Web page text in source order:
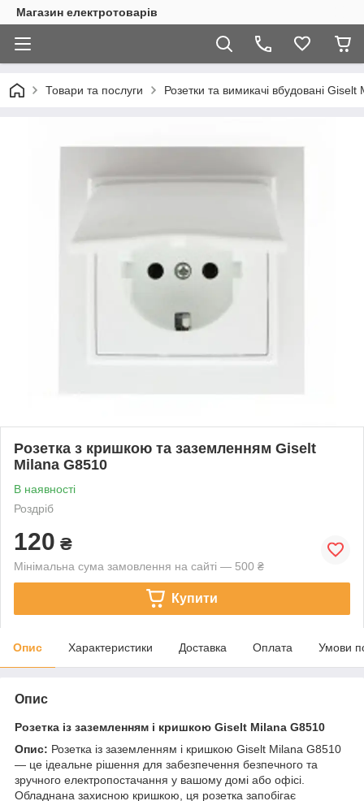
Магазин електротоварів
Товари та послуги Розетки та вимикачі вбудовані Giselt
Розетка з кришкою та заземленням Giselt
Milana G8510
В наявності
Роздріб
120 ₴
Мінімальна сума замовлення на сайті — 500 ₴
Купити
Опис Характеристики Доставка Оплата Умови
Опис
Розетка із заземленням і кришкою Giselt Milana G8510
Опис: Розетка із заземленням і кришкою Giselt Milana G8510
— це ідеальне рішення для забезпечення безпечного та
зручного електропостачання у вашому домі або офісі.
Обладнана захисною кришкою, ця розетка запобігає